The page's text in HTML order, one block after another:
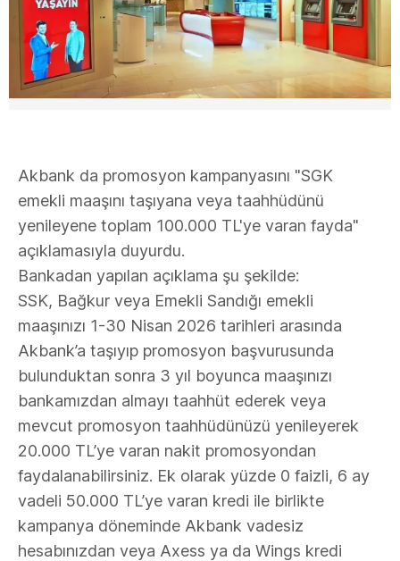
Akbank da promosyon kampanyasını "​​​​​SGK
emekli maaşını taşıyana veya taahhüdünü
yenileyene toplam 100.000 TL'ye varan fayda​"
açıklamasıyla duyurdu.
Bankadan yapılan açıklama şu şekilde:
SSK, Bağkur veya Emekli Sandığı emekli
maaşınızı 1-30 Nisan 2026 tarihleri arasında
Akbank’a taşıyıp promosyon başvurusunda
bulunduktan sonra 3 yıl boyunca maaşınızı
bankamızdan almayı taahhüt ederek veya
mevcut promosyon taahhüdünüzü yenileyerek
20.000 TL’ye varan nakit promosyondan
faydalanabilirsiniz. Ek olarak yüzde 0 faizli, 6 ay
vadeli 50.000 TL’ye varan kredi ile birlikte
kampanya döneminde Akbank vadesiz
hesabınızdan veya Axess ya da Wings kredi